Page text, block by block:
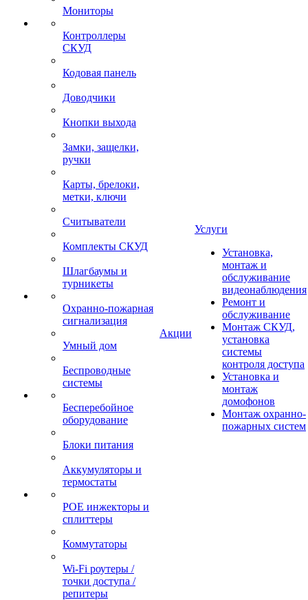
Мониторы
Контроллеры
СКУД
Кодовая панель
Доводчики
Кнопки выхода
Замки, защелки,
ручки
Карты, брелоки,
метки, ключи
Считыватели
Комплекты СКУД
Шлагбаумы и
турникеты
Охранно-пожарная
сигнализация
Умный дом
Беспроводные
системы
Бесперебойное
оборудование
Блоки питания
Аккумуляторы и
термостаты
POE инжекторы и
сплиттеры
Коммутаторы
Wi-Fi роутеры /
точки доступа /
репитеры
Акции
Услуги
Установка,
монтаж и
обслуживание
видеонаблюдения
Ремонт и
обслуживание
Монтаж СКУД,
установка
системы
контроля доступа
Установка и
монтаж
домофонов
Монтаж охранно-
пожарных систем